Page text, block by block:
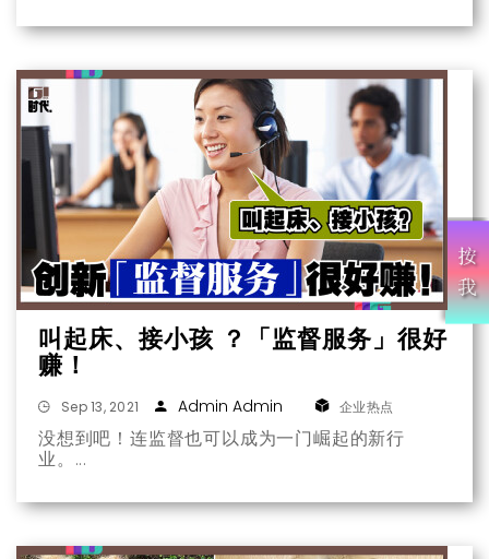
叫起床、接小孩 ？「监督服务」很好
赚！
Sep 13, 2021 Admin Admin 企业热点
没想到吧！连监督也可以成为一门崛起的新行
业。